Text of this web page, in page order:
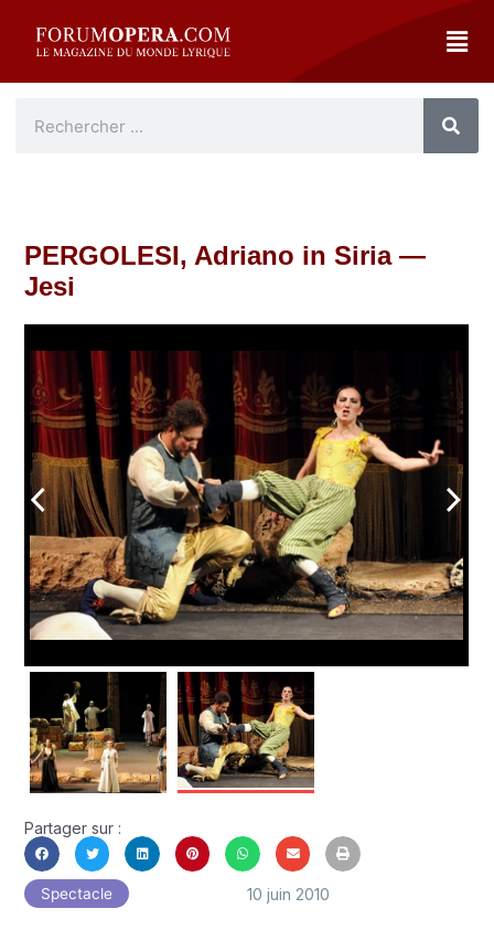
PERGOLESI, Adriano in Siria —
Jesi
arrow_back_ios arrow_forward_ios
Partager sur :
Spectacle 10 juin 2010